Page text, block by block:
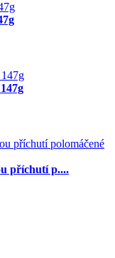
příchutí p....